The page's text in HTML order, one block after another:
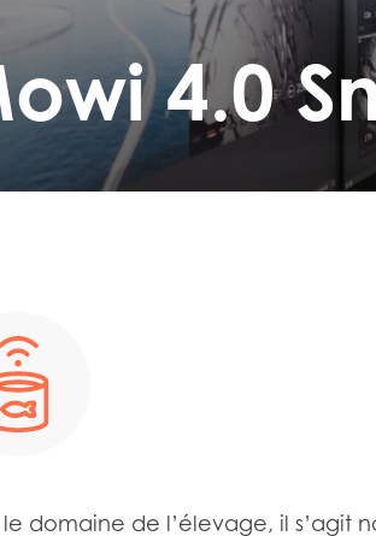
4.0
le domaine de l’élevage, il s’agit